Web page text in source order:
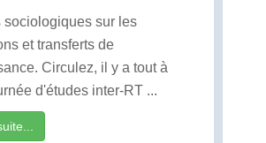
sociologiques sur les
et transferts de
Circulez, il y a tout à
d'études inter-RT ...